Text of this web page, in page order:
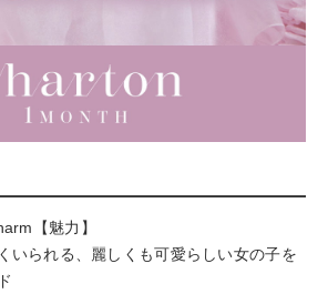
【魅力】
いられる、麗しくも可愛らしい女の子を